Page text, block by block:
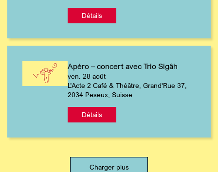
Détails
Apéro – concert avec Trio Sigâh
ven. 28 août
L’Acte 2 Café & Théâtre, Grand'Rue 37,
2034 Peseux, Suisse
Détails
Charger plus